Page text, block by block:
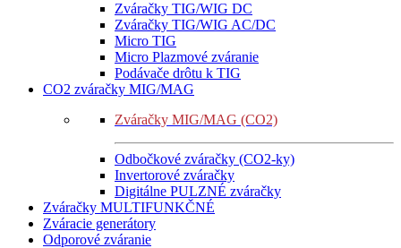
Zváračky TIG/WIG DC
Zváračky TIG/WIG AC/DC
Micro TIG
Micro Plazmové zváranie
Podávače drôtu k TIG
CO2 zváračky MIG/MAG
Zváračky MIG/MAG (CO2)
Odbočkové zváračky (CO2-ky)
Invertorové zváračky
Digitálne PULZNÉ zváračky
Zváračky MULTIFUNKČNÉ
Zváracie generátory
Odporové zváranie